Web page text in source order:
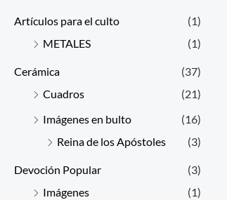
Artículos para el culto
(1)
METALES
(1)
Cerámica
(37)
Cuadros
(21)
Imágenes en bulto
(16)
Reina de los Apóstoles
(3)
Devoción Popular
(3)
Imágenes
(1)